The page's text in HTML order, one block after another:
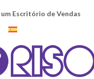
Escritório de Vendas